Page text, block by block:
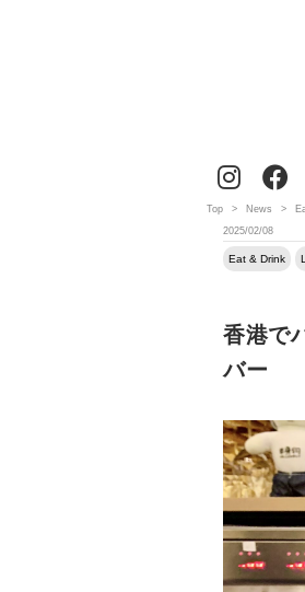
Top > News >
2025/02/08
Eat & Drink
香港で
バー